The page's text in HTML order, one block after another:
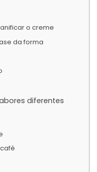
o creme
da forma
diferentes